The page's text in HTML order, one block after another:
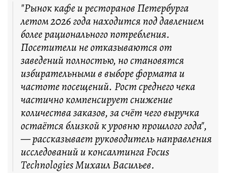
"Рынок кафе и ресторанов Петербурга
летом 2026 года находится под давлением
более рационального потребления.
Посетители не отказываются от
заведений полностью, но становятся
избирательными в выборе формата и
частоте посещений. Рост среднего чека
частично компенсирует снижение
количества заказов, за счёт чего выручка
остаётся близкой к уровню прошлого года",
— рассказывает руководитель направления
исследований и консалтинга Focus
Technologies Михаил Васильев.